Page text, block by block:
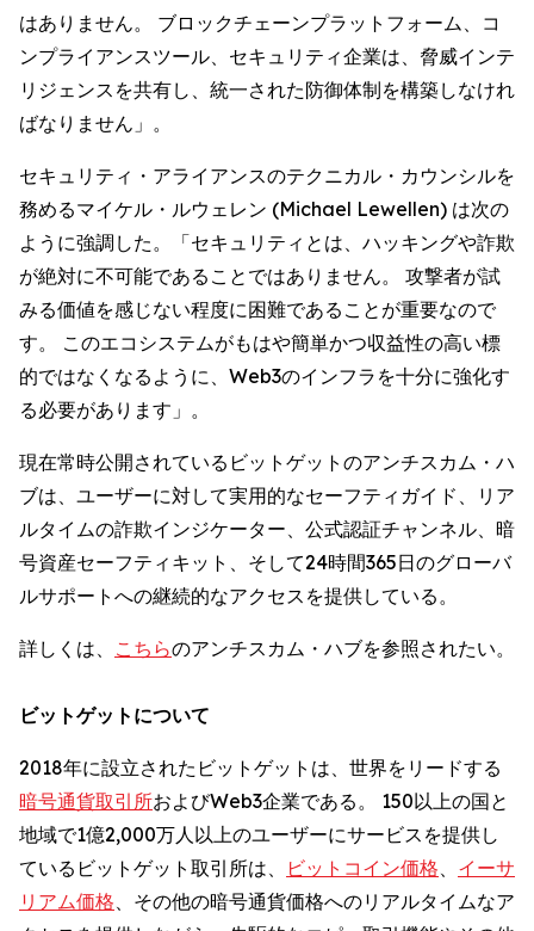
はありません。 ブロックチェーンプラットフォーム、コ
ンプライアンスツール、セキュリティ企業は、脅威インテ
リジェンスを共有し、統一された防御体制を構築しなけれ
ばなりません」。
セキュリティ・アライアンスのテクニカル・カウンシルを
務めるマイケル・ルウェレン (Michael Lewellen) は次の
ように強調した。「セキュリティとは、ハッキングや詐欺
が絶対に不可能であることではありません。 攻撃者が試
みる価値を感じない程度に困難であることが重要なので
す。 このエコシステムがもはや簡単かつ収益性の高い標
的ではなくなるように、Web3のインフラを十分に強化す
る必要があります」。
現在常時公開されているビットゲットのアンチスカム・ハ
ブは、ユーザーに対して実用的なセーフティガイド、リア
ルタイムの詐欺インジケーター、公式認証チャンネル、暗
号資産セーフティキット、そして24時間365日のグローバ
ルサポートへの継続的なアクセスを提供している。
詳しくは、 こちらのアンチスカム・ハブを参照されたい。
ビットゲットについて
2018年に設立されたビットゲットは、世界をリードする
暗号通貨取引所およびWeb3企業である。 150以上の国と
地域で1億2,000万人以上のユーザーにサービスを提供し
ているビットゲット取引所は、
ビットコイン価格、 イーサ
リアム価格、その他の暗号通貨価格へのリアルタイムなア